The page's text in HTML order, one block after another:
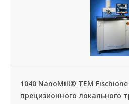
1040 NanoMill® TEM
прецизионного локального